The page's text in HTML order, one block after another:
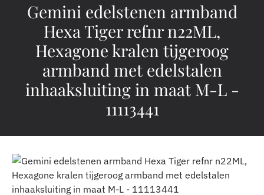
Gemini edelstenen armband
Hexa Tiger refnr n22ML,
Hexagone kralen tijgeroog
armband met edelstalen
inhaaksluiting in maat M-L -
11113441